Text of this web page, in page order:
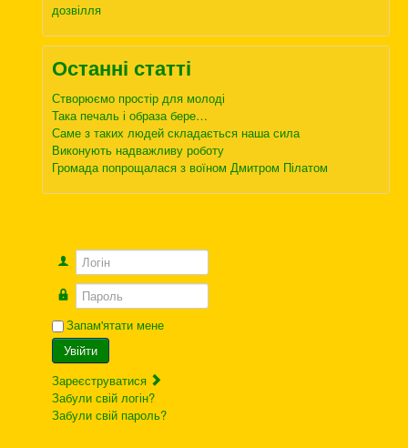
дозвілля
Останні статті
Створюємо простір для молоді
Така печаль і образа бере…
Саме з таких людей складається наша сила
Виконують надважливу роботу
Громада попрощалася з воїном Дмитром Пілатом
Логін
Пароль
Запам'ятати мене
Увійти
Зареєструватися
Забули свій логін?
Забули свій пароль?